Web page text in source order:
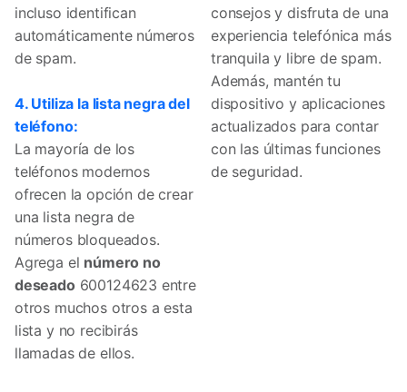
incluso identifican
automáticamente números
de spam.
4. Utiliza la lista negra del
teléfono:
La mayoría de los
teléfonos modernos
ofrecen la opción de crear
una lista negra de
números bloqueados.
Agrega el número no
deseado 600124623 entre
otros muchos otros a esta
lista y no recibirás
llamadas de ellos.
consejos y disfruta de una
experiencia telefónica más
tranquila y libre de spam.
Además, mantén tu
dispositivo y aplicaciones
actualizados para contar
con las últimas funciones
de seguridad.